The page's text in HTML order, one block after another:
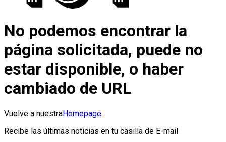
No podemos encontrar la
página solicitada, puede no
estar disponible, o haber
cambiado de URL
Vuelve a nuestraHomepage
Recibe las últimas noticias en tu casilla de E-mail